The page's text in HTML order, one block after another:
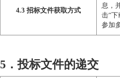
4.3 招标文件获取方式
息，
击“下
参加
5．投标文件的递交